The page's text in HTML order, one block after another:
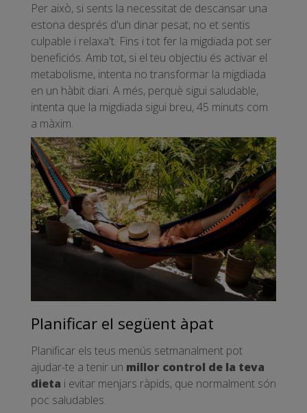
Per això, si sents la necessitat de descansar una
estona després d'un dinar pesat, no et sentis
culpable i relaxa't. Fins i tot fer la migdiada pot ser
beneficiós. Amb tot, si el teu objectiu és activar el
metabolisme, intenta no transformar la migdiada
en un hàbit diari. A més, perquè sigui saludable,
intenta que la migdiada sigui breu, 45 minuts com
a màxim.
Planificar el següent àpat
Planificar els teus menús setmanalment pot
ajudar-te a tenir un millor control de la teva
dieta i evitar menjars ràpids, que normalment són
poc saludables.